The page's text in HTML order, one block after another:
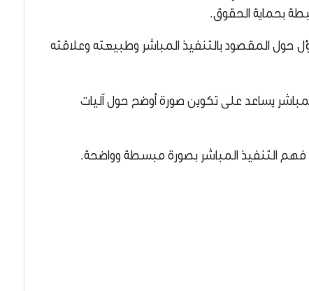
بحماية الحقوق.
حول المقصود بالتنفيذ المباشر وطبيعته وعلاقته
يساعد على تكوين صورة أوضح حول آليات